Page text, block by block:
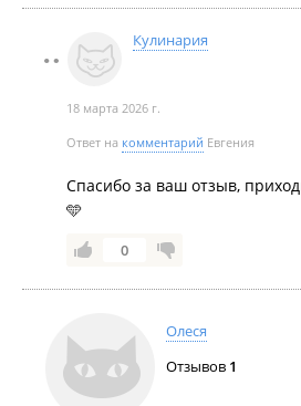
Кулинария
18 марта 2026 г.
Ответ на комментарий Евгения
Спасибо за ваш отзыв,
🩵
0
Олеся
Отзывов 1